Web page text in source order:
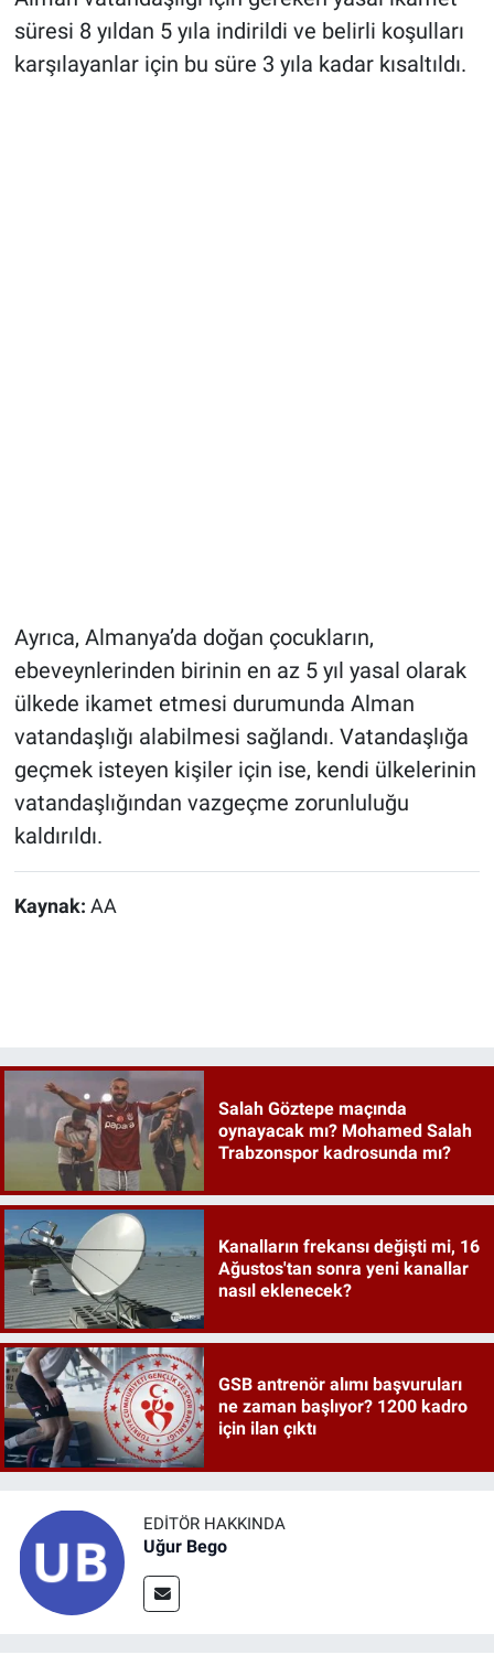
süresi 8 yıldan 5 yıla indirildi ve belirli koşulları
karşılayanlar için bu süre 3 yıla kadar kısaltıldı.
Ayrıca, Almanya’da doğan çocukların,
ebeveynlerinden birinin en az 5 yıl yasal olarak
ülkede ikamet etmesi durumunda Alman
vatandaşlığı alabilmesi sağlandı. Vatandaşlığa
geçmek isteyen kişiler için ise, kendi ülkelerinin
vatandaşlığından vazgeçme zorunluluğu
kaldırıldı.
Kaynak: AA
Salah Göztepe maçında
oynayacak mı? Mohamed Salah
Trabzonspor kadrosunda mı?
Kanalların frekansı değişti mi, 16
Ağustos'tan sonra yeni kanallar
nasıl eklenecek?
GSB antrenör alımı başvuruları
ne zaman başlıyor? 1200 kadro
için ilan çıktı
EDITÖR HAKKINDA
Uğur Bego